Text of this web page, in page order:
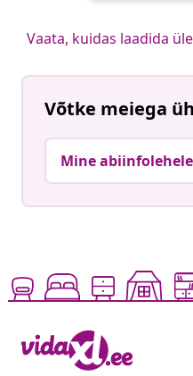
Vaata, kuidas laadida
Võtke meiega
Mine abiinfolehele